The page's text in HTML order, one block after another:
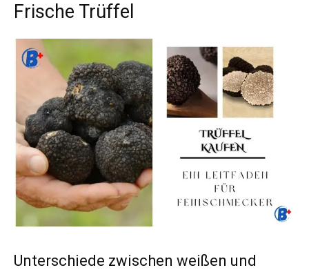
Frische Trüffel
Unterschiede zwischen weißen und